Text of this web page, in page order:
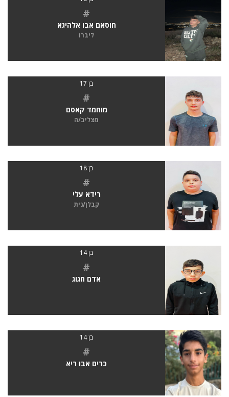
#
חוסאם אבו אלהיגא
ליברו
בן 17
#
מוחמד קאסם
מצליב/ה
בן 18
#
רידא עלי
קבלן/נית
בן 14
#
אדם חגוג
בן 14
#
כרים אבו ריא